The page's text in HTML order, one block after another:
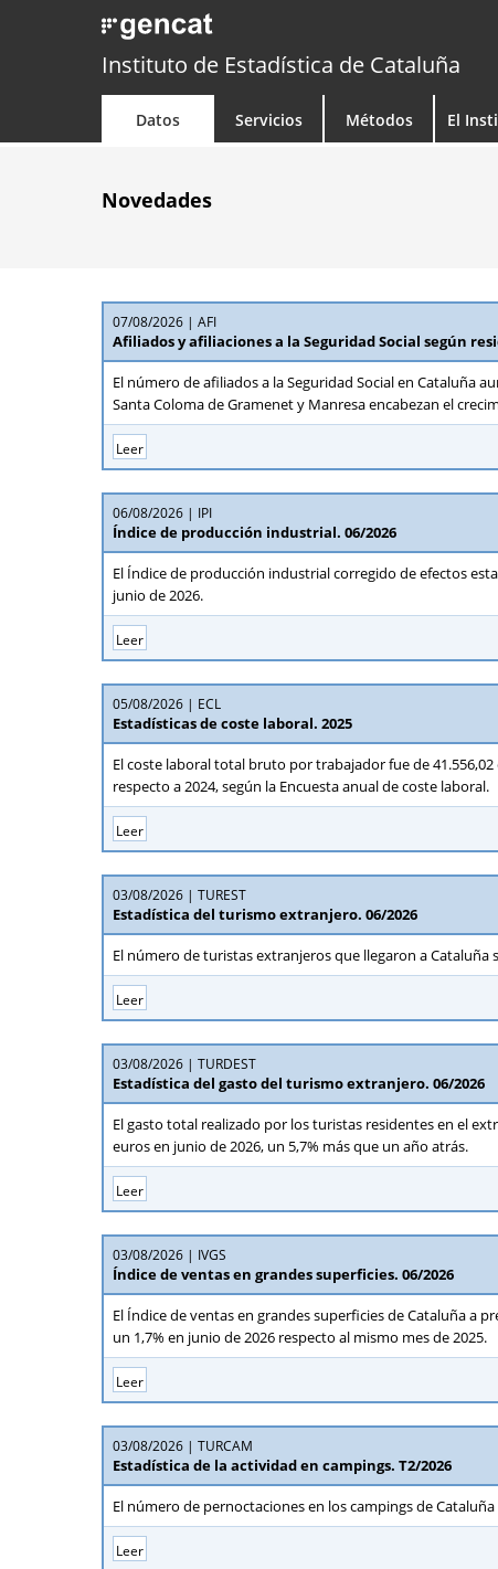
Instituto de Estadística de Cataluña
Datos Servicios Métodos El
Novedades
07/08/2026 AFI
Afiliados y afiliaciones a la Seguridad Social según
El número de afiliados a la Seguridad Social en Cataluña
Santa Coloma de Gramenet y Manresa encabezan el
Leer
06/08/2026 IPI
Índice de producción industrial. 06/2026
El Índice de producción industrial corregido de efectos
junio de 2026.
Leer
05/08/2026 ECL
Estadísticas de coste laboral. 2025
El coste laboral total bruto por trabajador fue de
respecto a 2024, según la Encuesta anual de coste laboral.
Leer
03/08/2026 TUREST
Estadística del turismo extranjero. 06/2026
El número de turistas extranjeros que llegaron a Cataluña
Leer
03/08/2026 TURDEST
Estadística del gasto del turismo extranjero. 06/2026
El gasto total realizado por los turistas residentes en el
euros en junio de 2026, un 5,7% más que un año atrás.
Leer
03/08/2026 IVGS
Índice de ventas en grandes superficies. 06/2026
El Índice de ventas en grandes superficies de Cataluña a
un 1,7% en junio de 2026 respecto al mismo mes de 2025.
Leer
03/08/2026 TURCAM
Estadística de la actividad en campings. T2/2026
El número de pernoctaciones en los campings de
Leer